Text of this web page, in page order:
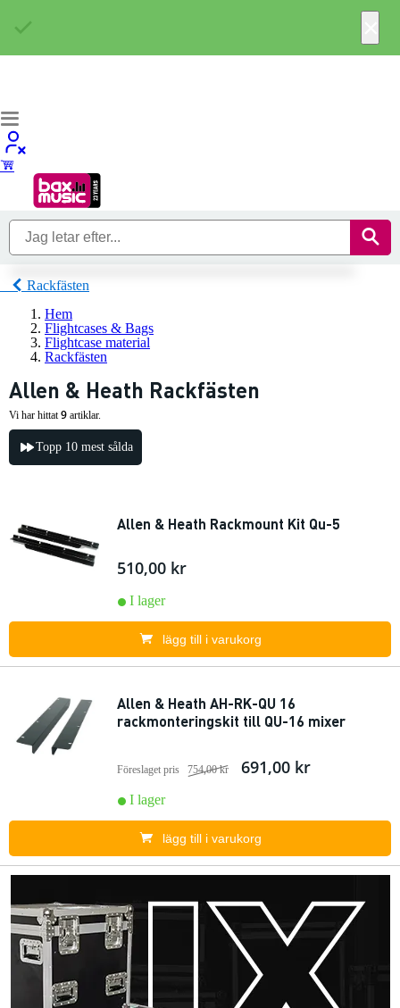
Rackfästen
Hem
Flightcases & Bags
Flightcase material
Rackfästen
Allen & Heath Rackfästen
Vi har hittat9 artiklar.
Topp 10 mest sålda
Allen & Heath Rackmount Kit Qu-5
510,00 kr
I lager
lägg till i varukorg
Allen & Heath AH-RK-QU 16
rackmonteringskit till QU-16 mixer
Föreslaget pris 754,00 kr 691,00 kr
I lager
lägg till i varukorg